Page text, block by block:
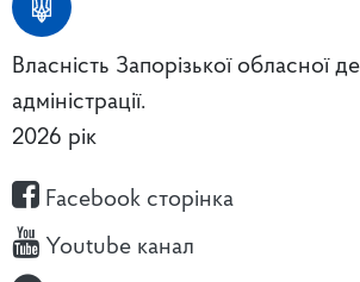
Власність Запорізької обласної
адміністрації.
2026 рік
Facebook сторінка
Youtube канал